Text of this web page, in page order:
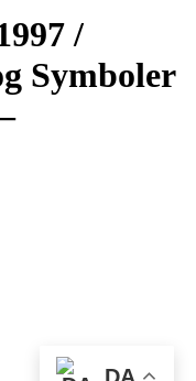
/
Symboler